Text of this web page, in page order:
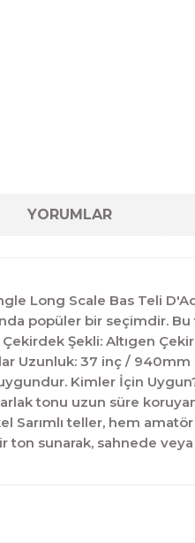
YORUMLAR
Long Scale Bas Teli
popüler bir seçimdir.
Çekirdek Şekli: Altıgen
Uzunluk: 37 inç /
Kimler İçin
parlak tonu uzun süre
Sarımlı teller, hem
ton sunarak, sahnede